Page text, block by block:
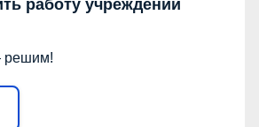
работу учреждений
решим!